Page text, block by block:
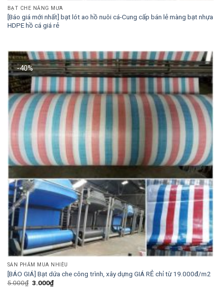
BẠT CHE NẮNG MƯA
[Báo giá mới nhất] bạt lót ao hồ nuôi cá-Cung cấp bán lẻ màng bạt nhựa
HDPE hồ cá giá rẻ
-40%
SẢN PHẨM MUA NHIỀU
[BÁO GIÁ] Bạt dứa che công trình, xây dựng GIÁ RẺ chỉ từ 19.000đ/m2
5.000₫ Giá
3.000₫Giá
hiện